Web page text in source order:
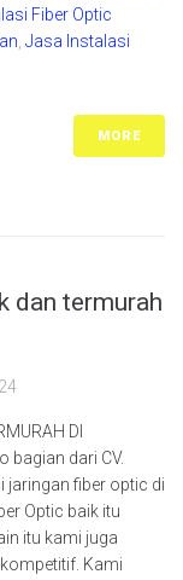
Fiber Optic
Jasa Instalasi
MORE
dan termurah
DI
bagian dari CV.
jaringan fiber optic di
Optic baik itu
itu kami juga
Kami